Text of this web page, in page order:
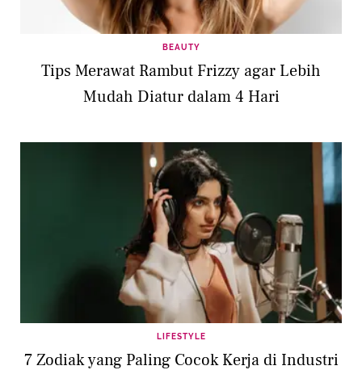
BEAUTY
Tips Merawat Rambut Frizzy agar Lebih
Mudah Diatur dalam 4 Hari
LIFESTYLE
7 Zodiak yang Paling Cocok Kerja di Industri